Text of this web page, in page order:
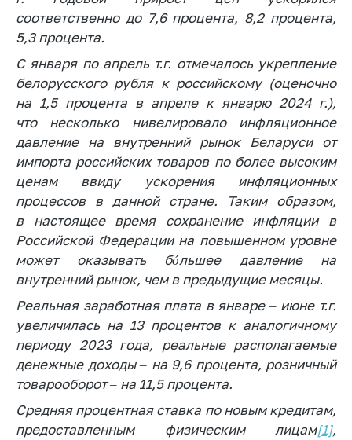
Общественное
обсуждение
проектов
Маркировка
товаров
Упрощение условий
ведения бизнеса
Рекомендации по
предотвращению
распространения
COVID-19 для
субъектов торговли,
общественного
питания, бытового
обслуживания
Обучение по
вопросам
антимонопольного
регулирования и
конкурентной
политики
соответственно до 7,6 процента, 8,2 процента,
5,3 процента.
С января по апрель т.г. отмечалось укрепление
белорусского рубля к российскому (оценочно
на 1,5 процента в апреле к январю 2024 г.),
что несколько нивелировало инфляционное
давление на внутренний рынок Беларуси от
импорта российских товаров по более высоким
ценам ввиду ускорения инфляционных
процессов в данной стране. Таким образом,
в настоящее время сохранение инфляции в
Российской Федерации на повышенном уровне
может оказывать бóльшее давление на
внутренний рынок, чем в предыдущие месяцы.
Реальная заработная плата в январе – июне т.г.
увеличилась на 13 процентов к аналогичному
периоду 2023 года, реальные располагаемые
денежные доходы – на 9,6 процента, розничный
товарооборот – на 11,5 процента.
Средняя процентная ставка по новым кредитам,
предоставленным физическим лицам[1],